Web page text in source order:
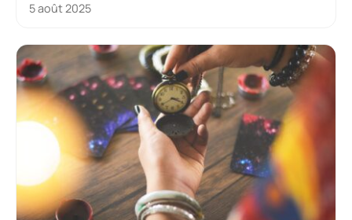
5 août 2025